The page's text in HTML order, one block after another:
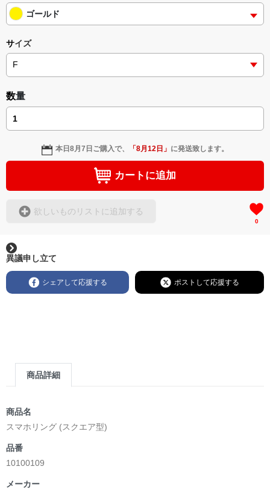
ゴールド
サイズ
数量
本日8月7日 ご購入で、 「8月12日 」 に発送致します。
カートに追加
欲しいものリストに追加する
0
異議申し立て
シェアして応援する ポストして応援する
商品詳細
商品名
スマホリング (スクエア型)
品番
10100109
メーカー